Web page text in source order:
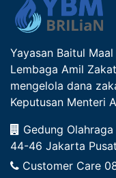
Yayasan Baitul
Lembaga Amil
mengelola dana
Keputusan Menteri
Gedung
44-46 Jakarta
Customer Care